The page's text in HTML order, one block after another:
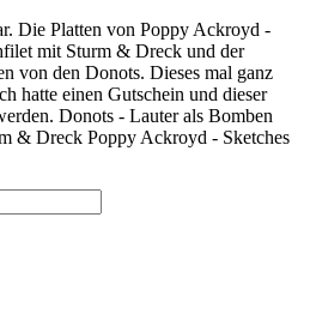
Die Platten von Poppy Ackroyd -
mit Sturm & Dreck und der
von den Donots. Dieses mal ganz
hatte einen Gutschein und dieser
Donots - Lauter als Bomben
& Dreck Poppy Ackroyd - Sketches